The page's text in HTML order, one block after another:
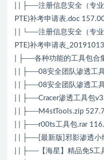
| | ├──注册信息安全（专
PTE)补考申请表.doc
| | └──注册信息安全（专
PTE)补考申请表
| ├──各种功能的工具包合
| | ├──08安全团队渗透工
| | ├──08安全团队渗透工
| | ├──Cracer渗透工具包
| | ├──M4stTools.zip
| | ├──r00ts工具包.rar
| | ├──[最新版]邪影渗透
| | ├──【海星】精品免S工